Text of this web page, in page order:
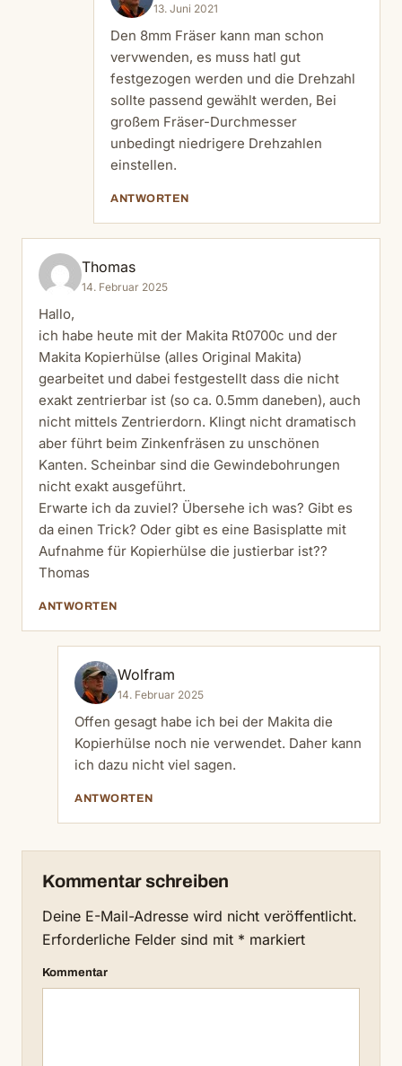
13. Juni 2021
Den 8mm Fräser kann man schon
vervwenden, es muss hatl gut
festgezogen werden und die Drehzahl
sollte passend gewählt werden, Bei
großem Fräser-Durchmesser
unbedingt niedrigere Drehzahlen
einstellen.
ANTWORTEN
Thomas
14. Februar 2025
Hallo,
ich habe heute mit der Makita Rt0700c und der
Makita Kopierhülse (alles Original Makita)
gearbeitet und dabei festgestellt dass die nicht
exakt zentrierbar ist (so ca. 0.5mm daneben), auch
nicht mittels Zentrierdorn. Klingt nicht dramatisch
aber führt beim Zinkenfräsen zu unschönen
Kanten. Scheinbar sind die Gewindebohrungen
nicht exakt ausgeführt.
Erwarte ich da zuviel? Übersehe ich was? Gibt es
da einen Trick? Oder gibt es eine Basisplatte mit
Aufnahme für Kopierhülse die justierbar ist??
Thomas
ANTWORTEN
Wolfram
14. Februar 2025
Offen gesagt habe ich bei der Makita die
Kopierhülse noch nie verwendet. Daher kann
ich dazu nicht viel sagen.
ANTWORTEN
Kommentar schreiben
Deine E-Mail-Adresse wird nicht veröffentlicht.
Erforderliche Felder sind mit * markiert
Kommentar